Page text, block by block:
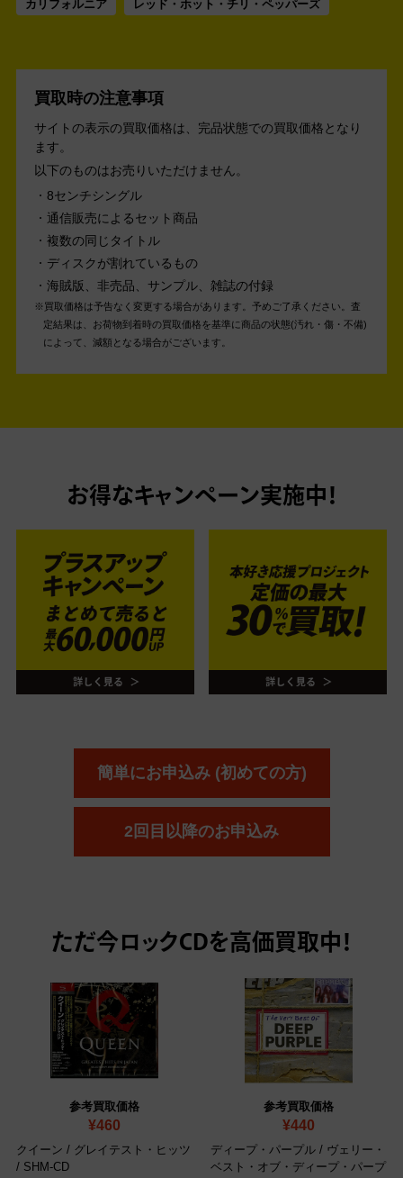
カリフォルニア レッド・ホット・チリ・ペッパーズ
買取時の注意事項
サイトの表示の買取価格は、完品状態での買取価格となり
ます。
以下のものはお売りいただけません。
8センチシングル
通信販売によるセット商品
複数の同じタイトル
ディスクが割れているもの
海賊版、非売品、サンプル、雑誌の付録
買取価格は予告なく変更する場合があります。予めご了承ください。 査
定結果は、お荷物到着時の買取価格を基準に商品の状態(汚れ・傷・不備)
によって、減額となる場合がございます。
お得なキャンペーン実施中！
簡単にお申込み (初めての方)
2回目以降のお申込み
ただ今 ロックCDを高価買取中！
参考買取価格
¥460
クイーン / グレイテスト・ヒッツ
/ SHM-CD
参考買取価格
¥440
ディープ・パープル / ヴェリー・
ベスト・オブ・ディープ・パープ